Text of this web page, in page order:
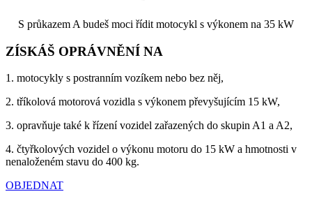
S průkazem A budeš moci řídit motocykl s výkonem na 35 kW
ZÍSKÁŠ OPRÁVNĚNÍ NA
1. motocykly s postranním vozíkem nebo bez něj,
2. tříkolová motorová vozidla s výkonem převyšujícím 15 kW,
3. opravňuje také k řízení vozidel zařazených do skupin A1 a A2,
4. čtyřkolových vozidel o výkonu motoru do 15 kW a hmotnosti v
nenaloženém stavu do 400 kg.
OBJEDNAT